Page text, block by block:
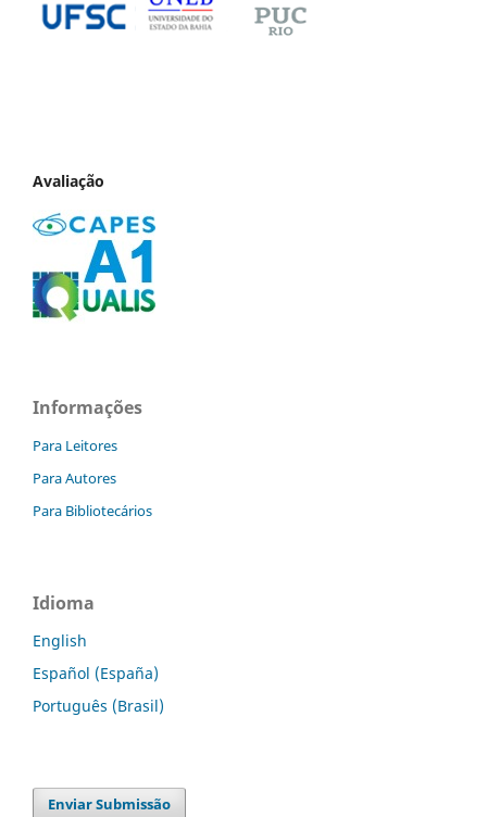
Avaliação
Informações
Para Leitores
Para Autores
Para Bibliotecários
Idioma
English
Español (España)
Português (Brasil)
Enviar Submissão